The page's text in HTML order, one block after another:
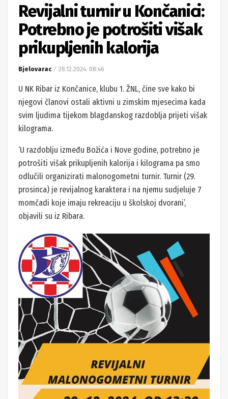
Revijalni turnir u Končanici:
Potrebno je potrošiti višak
prikupljenih kalorija
Bjelovarac 28.12.2024. 08:46
U NK Ribar iz Končanice, klubu 1. ŽNL, čine sve kako bi
njegovi članovi ostali aktivni u zimskim mjesecima kada
svim ljudima tijekom blagdanskog razdoblja prijeti višak
kilograma.
‘U razdoblju između Božića i Nove godine, potrebno je
potrošiti višak prikupljenih kalorija i kilograma pa smo
odlučili organizirati malonogometni turnir. Turnir (29.
prosinca) je revijalnog karaktera i na njemu sudjeluje 7
momčadi koje imaju rekreaciju u školskoj dvorani’,
objavili su iz Ribara.